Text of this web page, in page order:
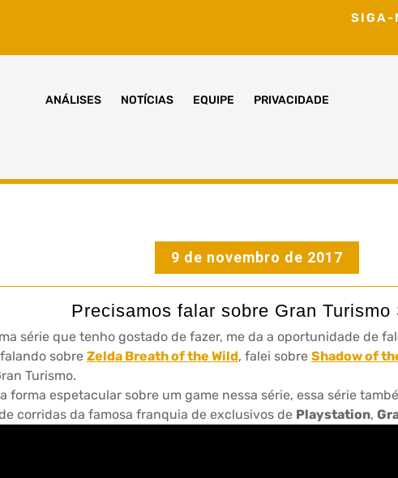
SIGA-
ANÁLISES NOTÍCIAS EQUIPE PRIVACIDADE
9 de novembro de 2017
Precisamos falar sobre Gran Turismo
série que tenho gostado de fazer, me da a oportunidade de
sobre Zelda Breath of the Wild, falei sobre Shadow of
Turismo.
forma espetacular sobre um game nessa série, essa série
corridas da famosa franquia de exclusivos de Playstation,